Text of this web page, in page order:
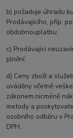
b) požaduje úhradu
Prodávajícího, příp.
obdobnouplatbu;
c) Prodávající
plnění;
d) Ceny zboží a
uváděny včetně
zákonem,nicméně
metody a
osobního odběru v
DPH.